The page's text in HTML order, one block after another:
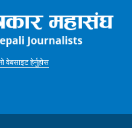
वेबसाइट हेर्नुहोस